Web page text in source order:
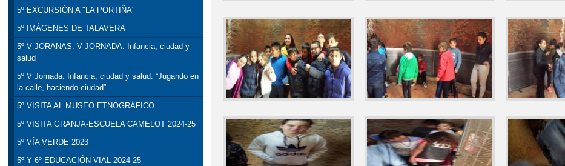
5º EXCURSIÓN A "LA PORTIÑA"
5º IMÁGENES DE TALAVERA
5º V JORANAS: V JORNADA: Infancia, ciudad y
salud
5º V Jornada: Infancia, ciudad y salud. “Jugando en
la calle, haciendo ciudad”
5º VISITA AL MUSEO ETNOGRÁFICO
5º VISITA GRANJA-ESCUELA CAMELOT 2024-25
5º VÍA VERDE 2023
5º Y 6º EDUCACIÓN VIAL 2024-25